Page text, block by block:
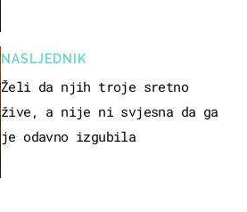
NASLJEDNIK
Želi da njih troje sretno
žive, a nije ni svjesna da ga
je odavno izgubila